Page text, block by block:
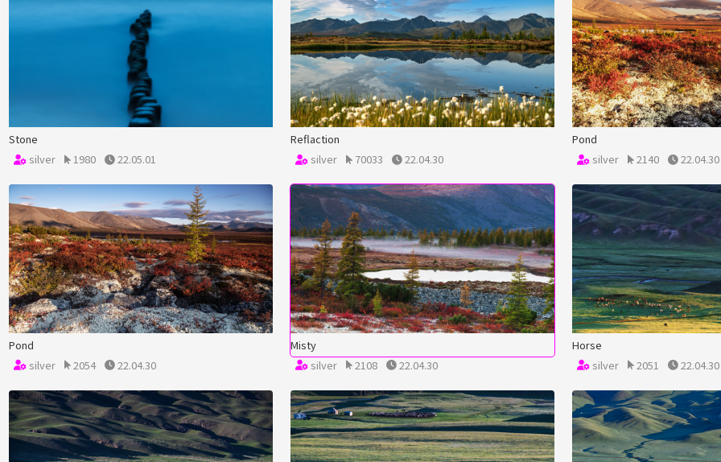
Stone
silver
1980 22.05.01
Reflaction
silver
70033 22.04.30
Pond
silver
2140 22.04.30
Pond
silver
2054 22.04.30
Misty
silver
2108 22.04.30
Horse
silver
2051 22.04.30